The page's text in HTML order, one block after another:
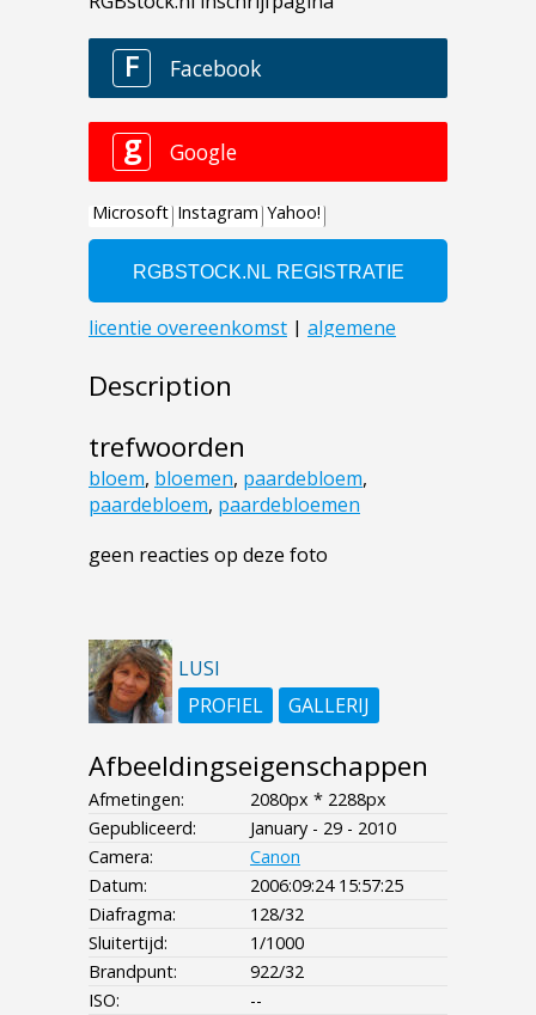
Description
trefwoorden
bloem, bloemen, paardebloem,
paardebloem, paardebloemen
geen reacties op deze foto
LUSI
PROFIEL
GALLERIJ
Afbeeldingseigenschappen
Afmetingen:
2080px * 2288px
Gepubliceerd:
January - 29 - 2010
Camera:
Canon
Datum:
2006:09:24 15:57:25
Diafragma:
128/32
Sluitertijd:
1/1000
Brandpunt:
922/32
ISO:
--